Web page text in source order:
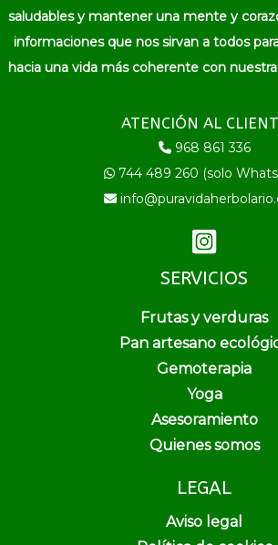
saludables y mantener una mente y
informaciones que nos sirvan a todos
hacia una vida más coherente con
ATENCIÓN AL
968 861 336
744 489 260 (solo
SERVICIOS
Frutas y verduras
Pan artesano
Gemoterapia
Yoga
Asesoramiento
Quienes somos
LEGAL
Aviso legal